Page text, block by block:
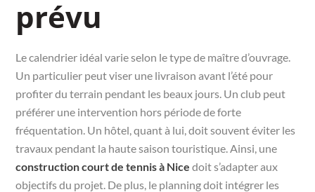
prévu
Le calendrier idéal varie selon le type de maître d’ouvrage.
Un particulier peut viser une livraison avant l’été pour
profiter du terrain pendant les beaux jours. Un club peut
préférer une intervention hors période de forte
fréquentation. Un hôtel, quant à lui, doit souvent éviter les
travaux pendant la haute saison touristique. Ainsi, une
construction court de tennis à Nice doit s’adapter aux
objectifs du projet. De plus, le planning doit intégrer les